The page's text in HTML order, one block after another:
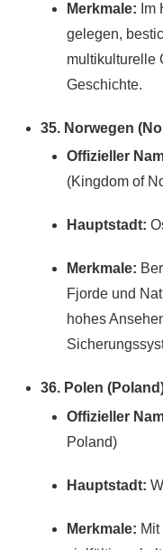
Merkmale: Im
gelegen,
multikulturelle
Geschichte.
35. Norwegen
Offizieller
(Kingdom of
Hauptstadt:
Merkmale:
Fjorde und
hohes
36. Polen
Offizieller
Poland)
Hauptstadt:
Merkmale: